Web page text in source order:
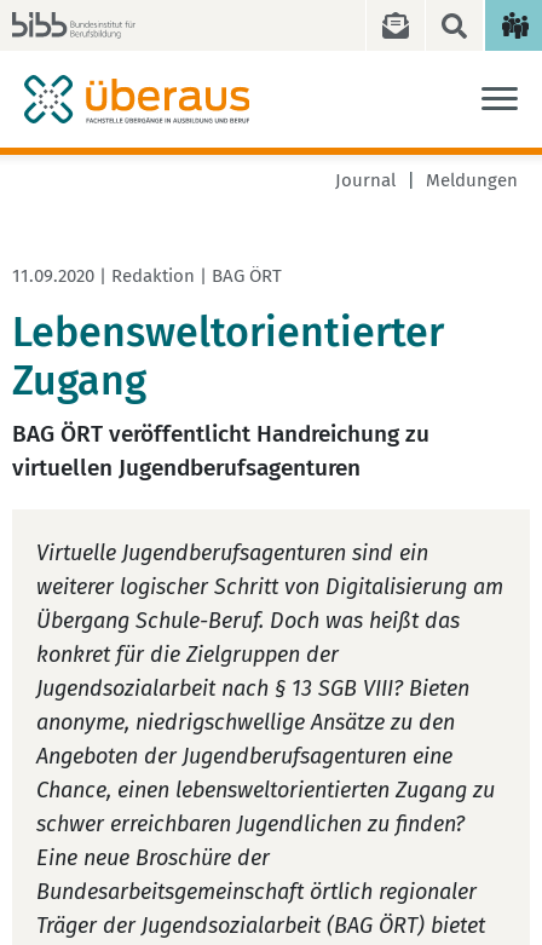
Journal Meldungen
11.09.2020 | Redaktion | BAG ÖRT
Lebensweltorientierter
Zugang
BAG ÖRT veröffentlicht Handreichung zu
virtuellen Jugendberufsagenturen
Virtuelle Jugendberufsagenturen sind ein
weiterer logischer Schritt von Digitalisierung am
Übergang Schule-Beruf. Doch was heißt das
konkret für die Zielgruppen der
Jugendsozialarbeit nach § 13 SGB VIII? Bieten
anonyme, niedrigschwellige Ansätze zu den
Angeboten der Jugendberufsagenturen eine
Chance, einen lebensweltorientierten Zugang zu
schwer erreichbaren Jugendlichen zu finden?
Eine neue Broschüre der
Bundesarbeitsgemeinschaft örtlich regionaler
Träger der Jugendsozialarbeit (BAG ÖRT) bietet